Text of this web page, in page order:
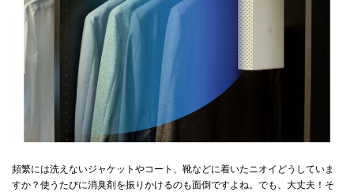
頻繁には洗えないジャケットやコート、靴などに着いたニオイどうしていま
すか？使うたびに消臭剤を振りかけるのも面倒ですよね。でも、大丈夫！そ